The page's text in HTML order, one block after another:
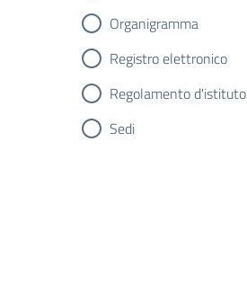
Organigramma
Registro elettronico
Regolamento d'istituto
Sedi